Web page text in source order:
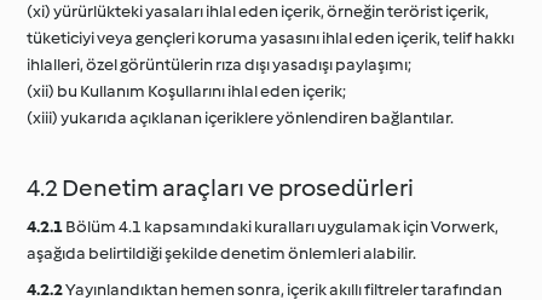
(xi) yürürlükteki yasaları ihlal eden içerik, örneğin terörist içerik,
tüketiciyi veya gençleri koruma yasasını ihlal eden içerik, telif hakkı
ihlalleri, özel görüntülerin rıza dışı yasadışı paylaşımı;
(xii) bu Kullanım Koşullarını ihlal eden içerik;
(xiii) yukarıda açıklanan içeriklere yönlendiren bağlantılar.
4.2 Denetim araçları ve prosedürleri
4.2.1Bölüm 4.1 kapsamındaki kuralları uygulamak için Vorwerk,
aşağıda belirtildiği şekilde denetim önlemleri alabilir.
4.2.2Yayınlandıktan hemen sonra, içerik akıllı filtreler tarafından